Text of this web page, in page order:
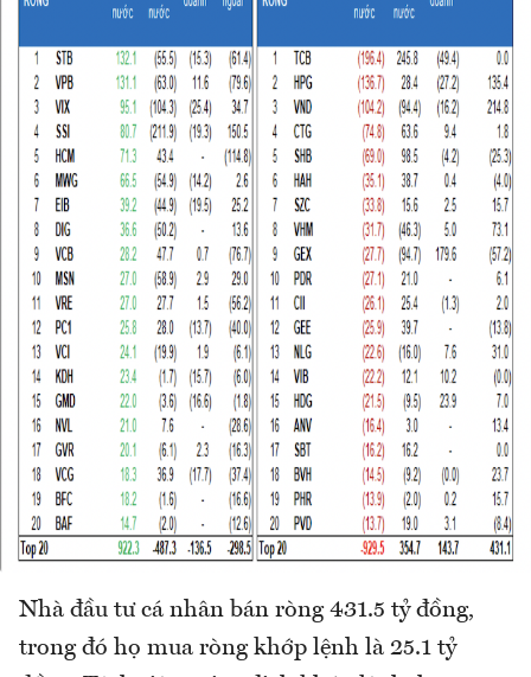
Nhà đầu tư cá nhân bán ròng 431.5 tỷ đồng,
trong đó họ mua ròng khớp lệnh là 25.1 tỷ